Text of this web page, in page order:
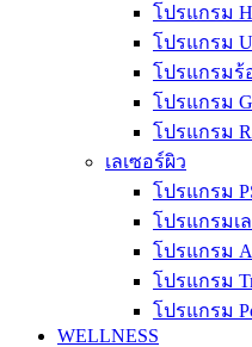
โปรแกรม
โปรแกรม
โปรแกรมร้
โปรแกรม
โปรแกรม
เลเซอร์ผิว
โปรแกรม
โปรแกรมเ
โปรแกรม
โปรแกรม
โปรแกรม
WELLNESS